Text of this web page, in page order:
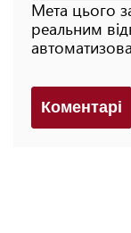
Мета цього
реальним
Коментарi